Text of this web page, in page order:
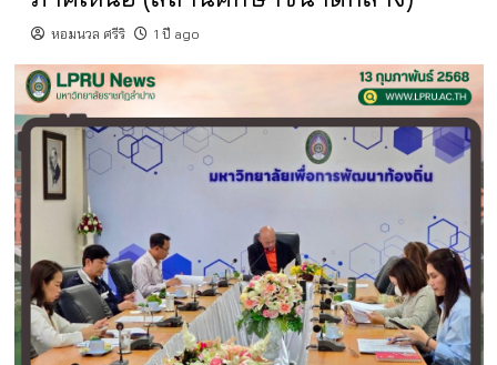
หอมนวล ศรีริ 1 ปี ago